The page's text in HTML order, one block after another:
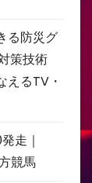
る防災グ
策技術
えるTV・
走｜
競馬